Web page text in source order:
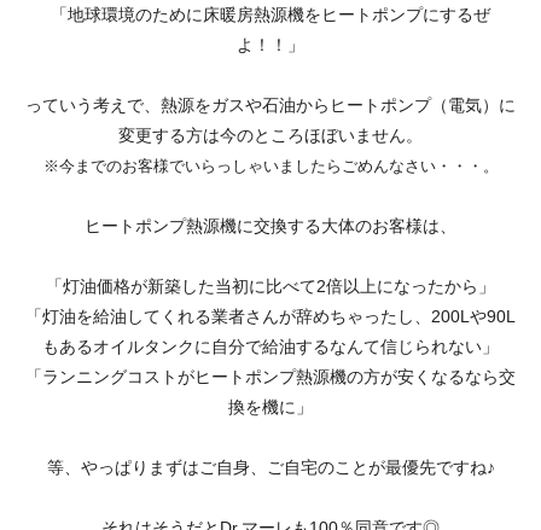
「地球環境のために床暖房熱源機をヒートポンプにするぜ
よ！！」
っていう考えで、熱源をガスや石油からヒートポンプ（電気）に
変更する方は今のところほぼいません。
※今までのお客様でいらっしゃいましたらごめんなさい・・・。
ヒートポンプ熱源機に交換する大体のお客様は、
「灯油価格が新築した当初に比べて2倍以上になったから」
「灯油を給油してくれる業者さんが辞めちゃったし、200Lや90L
もあるオイルタンクに自分で給油するなんて信じられない」
「ランニングコストがヒートポンプ熱源機の方が安くなるなら交
換を機に」
等、やっぱりまずはご自身、ご自宅のことが最優先ですね♪